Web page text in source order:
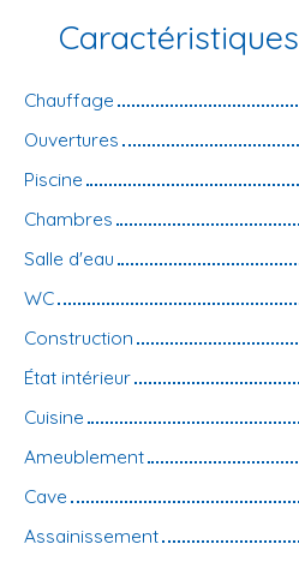
Caractéristiques
Chauffage
Ouvertures
Piscine
Chambres
Salle d'eau
WC
Construction
État intérieur
Cuisine
Ameublement
Cave
Assainissement